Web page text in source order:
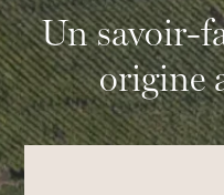
Un savoir-
origine